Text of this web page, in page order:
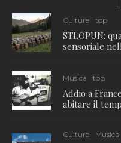
Culture top
STLOPUN:
sensoriale
Musica top
Addio a
abitare il
Culture Musica